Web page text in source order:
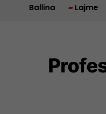
Ballina Lajme